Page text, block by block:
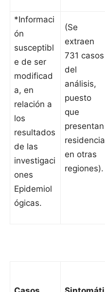
*Informaci
ón
susceptibl
e de ser
modificad
a, en
relación a
los
resultados
de las
investigaci
ones
Epidemiol
ógicas.
(Se
extraen
731 casos
del
análisis,
puesto
que
presentan
residencia
en otras
regiones).